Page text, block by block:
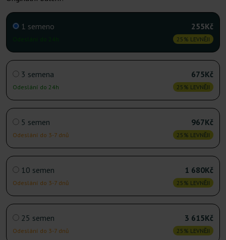
1 semeno 255Kč
25% LEVNĚJI
3 semena
Odeslání do 24h
675Kč
25% LEVNĚJI
5 semen
Odeslání do 3-7 dnů
967Kč
25% LEVNĚJI
10 semen
Odeslání do 3-7 dnů
1 680Kč
25% LEVNĚJI
25 semen
Odeslání do 3-7 dnů
3 615Kč
25% LEVNĚJI